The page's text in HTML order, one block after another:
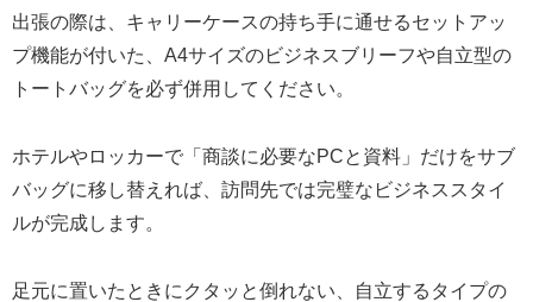
出張の際は、キャリーケースの持ち手に通せるセットアッ
プ機能が付いた、A4サイズのビジネスブリーフや自立型の
トートバッグを必ず併用してください。
ホテルやロッカーで「商談に必要なPCと資料」だけをサブ
バッグに移し替えれば、訪問先では完璧なビジネススタイ
ルが完成します。
足元に置いたときにクタッと倒れない、自立するタイプの